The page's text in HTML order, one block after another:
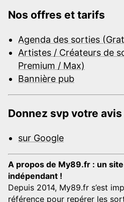
Nos offres et tarifs
Agenda des sorties
Artistes / Créateurs de
Premium / Max)
Bannière pub
Donnez svp votre
sur Google
A propos de My89.fr : un
indépendant !
Depuis 2014, My89.fr s’est
référence pour repérer les